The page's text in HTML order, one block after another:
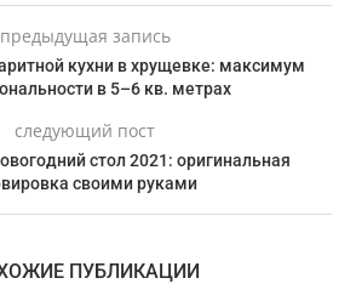
предыдущая запись
кухни в хрущевке: максимум
в 5–6 кв. метрах
следующий пост
стол 2021: оригинальная
своими руками
ПУБЛИКАЦИИ